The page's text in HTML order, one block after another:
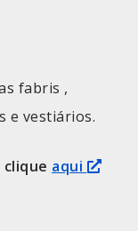
fabris ,
e vestiários.
aqui